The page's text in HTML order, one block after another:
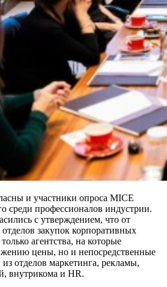
и участники опроса MICE
среди профессионалов индустрии.
с утверждением, что от
закупок корпоративных
агентства, на которые
цены, но и непосредственные
отделов маркетинга, рекламы,
внутрикома и HR.